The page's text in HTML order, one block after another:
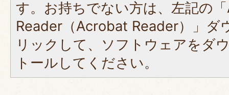
す。お持ちでない方は、左記の
Reader（Acrobat Reader）」ダ
リックして、ソフトウェアをダ
トールしてください。